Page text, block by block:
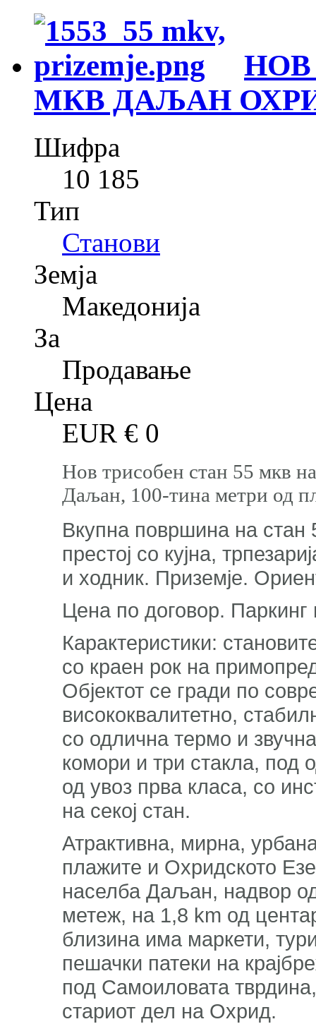
НОВ
МКВ ДАЉАН
Шифра
10 185
Тип
Станови
Земја
Македонија
За
Продавање
Цена
EUR € 0
Нов трисобен стан 55 мкв
Даљан, 100-тина метри од
Вкупна површина на
престој со кујна,
и ходник. Приземје.
Цена по договор.
Карактеристики:
со краен рок на
Објектот се гради по
висококвалитетно,
со одлична термо и
комори и три стакла, под
од увоз прва класа, со
на секој стан.
Атрактивна, мирна,
плажите и Охридското
населба Даљан, надвор
метеж, на 1,8 km од
близина има маркети,
пешачки патеки на
под Самоиловата
стариот дел на Охрид.